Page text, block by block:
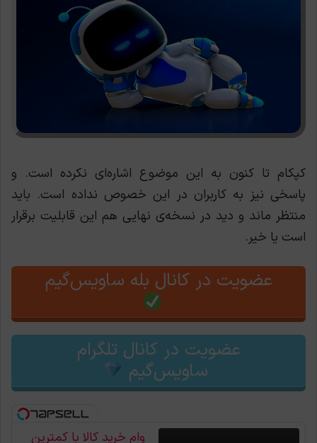
کپکام تا کنون به این موضوع اشاره‌ای نکرده است. و
پاسخی نیز به کاربران در این خصوص نداده است. باید
منتظر ماند و دید در نسخه‌ی نهایی هم این قابلیت برقرار
است یا خیر.
عضویت در کانال بله ساویس‌گیم
عضویت در کانال تلگرام
ساویس‌گیم
وام خرید کالا با کمترین